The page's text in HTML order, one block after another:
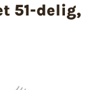
51-delig,